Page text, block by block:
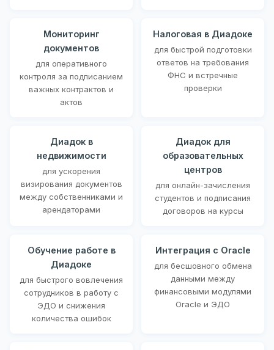
Мониторинг
документов
для оперативного
контроля за подписанием
важных контрактов и
актов
Налоговая в Диадоке
для быстрой подготовки
ответов на требования
ФНС и встречные
проверки
Диадок в
недвижимости
для ускорения
визирования документов
между собственниками и
арендаторами
Диадок для
образовательных
центров
для онлайн-зачисления
студентов и подписания
договоров на курсы
Обучение работе в
Диадоке
для быстрого вовлечения
сотрудников в работу с
ЭДО и снижения
количества ошибок
Интеграция с Oracle
для бесшовного обмена
данными между
финансовыми модулями
Oracle и ЭДО